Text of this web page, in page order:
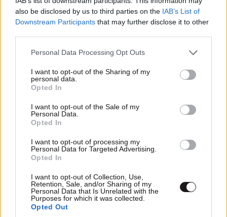
also be disclosed by us to third parties on the IAB’s List of
Downstream Participants that may further disclose it to other
Please note that this website/app uses one or more Google
not limited to your visit or usage behaviour. You may click to
grant or deny consent to Google and its third-party tags to
use your data for below specified purposes in below Google
consent section.
Personal Data Processing Opt Outs
I want to opt-out of the Sharing of my
personal data.
Opted In
I want to opt-out of the Sale of my
Personal Data.
Opted In
I want to opt-out of processing my
Personal Data for Targeted Advertising.
Opted In
I want to opt-out of Collection, Use,
Retention, Sale, and/or Sharing of my
Personal Data that Is Unrelated with the
Purposes for which it was collected.
Opted Out
Xαρακτήρες: 0/1000
Διαβάστε και ακολουθήστε τους κανόνες σχολιασμού
Άντε 11·05·2026 09:40
Παει και αυτός για 3ημερη επιχείρηση.